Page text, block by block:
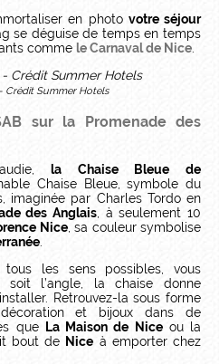
en photo votre séjour
se déguise de temps en temps
comme le Carnaval de Nice
Crédit Summer Hotels
sur la Promenade des
la Chaise Bleue de
Chaise Bleue, symbole du
imaginée par Charles Tordo en
des Anglais , à seulement 10
Nice, sa couleur symbolise
les sens possibles, vous
l’angle, la chaise donne
Retrouvez-la sous forme
et bijoux dans de
que
La Maison de Niceou la
bout de Nice à emporter chez